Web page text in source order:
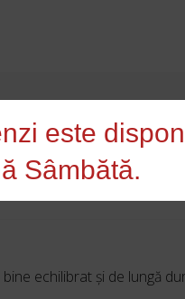
echilibrat și de lungă
este
Sâmbătă.